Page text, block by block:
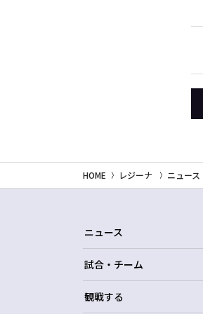
HOME レジーナ ニュース
ニュース
試合・チーム
観戦する